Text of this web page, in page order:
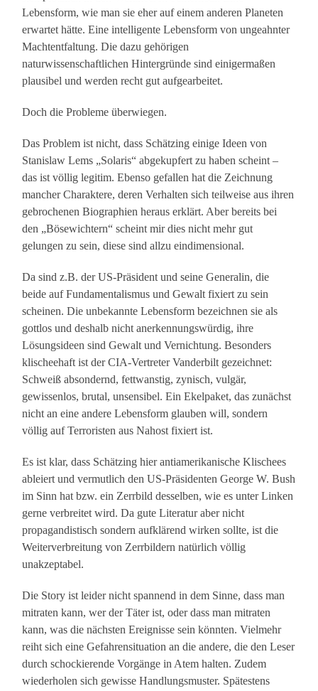
Lebensform, wie man sie eher auf einem anderen Planeten
erwartet hätte. Eine intelligente Lebensform von ungeahnter
Machtentfaltung. Die dazu gehörigen
naturwissenschaftlichen Hintergründe sind einigermaßen
plausibel und werden recht gut aufgearbeitet.
Doch die Probleme überwiegen.
Das Problem ist nicht, dass Schätzing einige Ideen von
Stanislaw Lems „Solaris“ abgekupfert zu haben scheint –
das ist völlig legitim. Ebenso gefallen hat die Zeichnung
mancher Charaktere, deren Verhalten sich teilweise aus ihren
gebrochenen Biographien heraus erklärt. Aber bereits bei
den „Bösewichtern“ scheint mir dies nicht mehr gut
gelungen zu sein, diese sind allzu eindimensional.
Da sind z.B. der US-Präsident und seine Generalin, die
beide auf Fundamentalismus und Gewalt fixiert zu sein
scheinen. Die unbekannte Lebensform bezeichnen sie als
gottlos und deshalb nicht anerkennungswürdig, ihre
Lösungsideen sind Gewalt und Vernichtung. Besonders
klischeehaft ist der CIA-Vertreter Vanderbilt gezeichnet:
Schweiß absondernd, fettwanstig, zynisch, vulgär,
gewissenlos, brutal, unsensibel. Ein Ekelpaket, das zunächst
nicht an eine andere Lebensform glauben will, sondern
völlig auf Terroristen aus Nahost fixiert ist.
Es ist klar, dass Schätzing hier antiamerikanische Klischees
ableiert und vermutlich den US-Präsidenten George W. Bush
im Sinn hat bzw. ein Zerrbild desselben, wie es unter Linken
gerne verbreitet wird. Da gute Literatur aber nicht
propagandistisch sondern aufklärend wirken sollte, ist die
Weiterverbreitung von Zerrbildern natürlich völlig
unakzeptabel.
Die Story ist leider nicht spannend in dem Sinne, dass man
mitraten kann, wer der Täter ist, oder dass man mitraten
kann, was die nächsten Ereignisse sein könnten. Vielmehr
reiht sich eine Gefahrensituation an die andere, die den Leser
durch schockierende Vorgänge in Atem halten. Zudem
wiederholen sich gewisse Handlungsmuster. Spätestens